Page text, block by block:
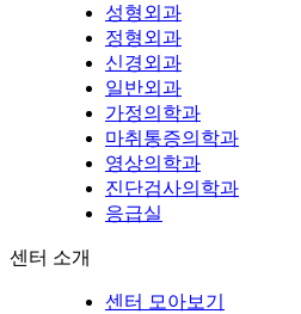
성형외과
정형외과
신경외과
일반외과
가정의학과
마취통증의학과
영상의학과
진단검사의학과
응급실
센터 소개
센터 모아보기